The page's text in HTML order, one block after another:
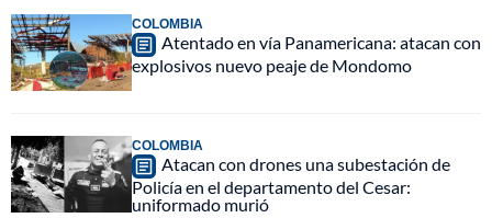
COLOMBIA
Atentado en vía Panamericana: atacan con
explosivos nuevo peaje de Mondomo
COLOMBIA
Atacan con drones una subestación de
Policía en el departamento del Cesar:
uniformado murió